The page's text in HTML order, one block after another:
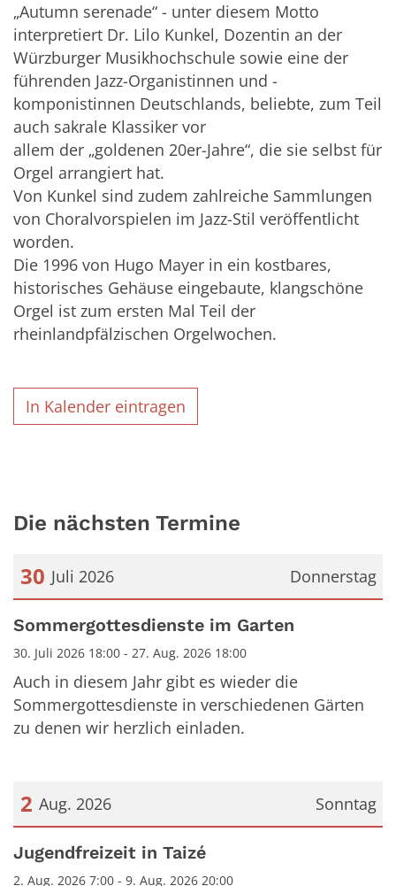
„Autumn serenade“ - unter diesem Motto
interpretiert Dr. Lilo Kunkel, Dozentin an der
Würzburger Musikhochschule sowie eine der
führenden Jazz-Organistinnen und -
komponistinnen Deutschlands, beliebte, zum Teil
auch sakrale Klassiker vor
allem der „goldenen 20er-Jahre“, die sie selbst für
Orgel arrangiert hat.
Von Kunkel sind zudem zahlreiche Sammlungen
von Choralvorspielen im Jazz-Stil veröffentlicht
worden.
Die 1996 von Hugo Mayer in ein kostbares,
historisches Gehäuse eingebaute, klangschöne
Orgel ist zum ersten Mal Teil der
rheinlandpfälzischen Orgelwochen.
In Kalender eintragen
Die nächsten Termine
Donnerstag
30 Juli 2026
Datum: 30. Juli 2026
Sommergottesdienste im Garten
30. Juli 2026 18:00 - 27. Aug. 2026 18:00
Auch in diesem Jahr gibt es wieder die
Sommergottesdienste in verschiedenen Gärten
zu denen wir herzlich einladen.
Sonntag
2 Aug. 2026
Datum: 2. August 2026
Jugendfreizeit in Taizé
2. Aug. 2026 7:00 - 9. Aug. 2026 20:00